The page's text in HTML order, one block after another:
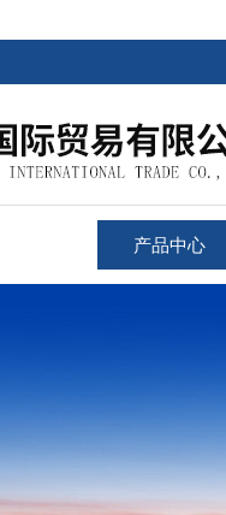
产品中心